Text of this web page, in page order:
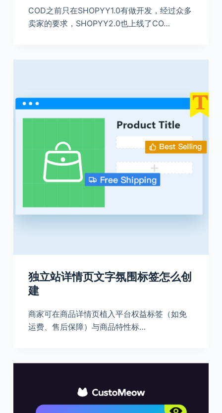
COD之前只在SHOPYY1.0有做开发，经过众多
卖家的要求，SHOPYY2.0也上线了CO…
独立站详情页文字氛围标签怎么创
建
商家可在商品详情页植入平台权益标签（如免
运费、售后保障）与商品特性标…